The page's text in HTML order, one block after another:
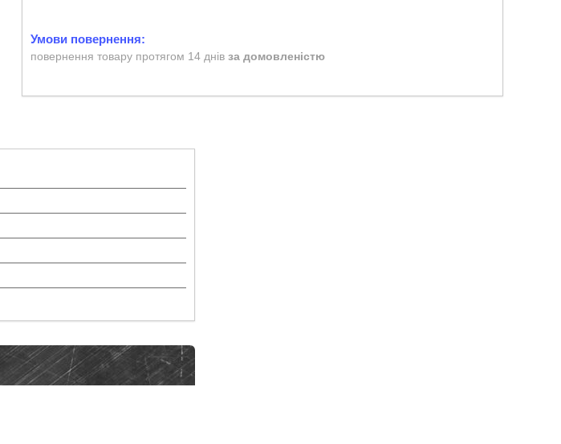
повернення товару протягом 14 днів за домовленістю